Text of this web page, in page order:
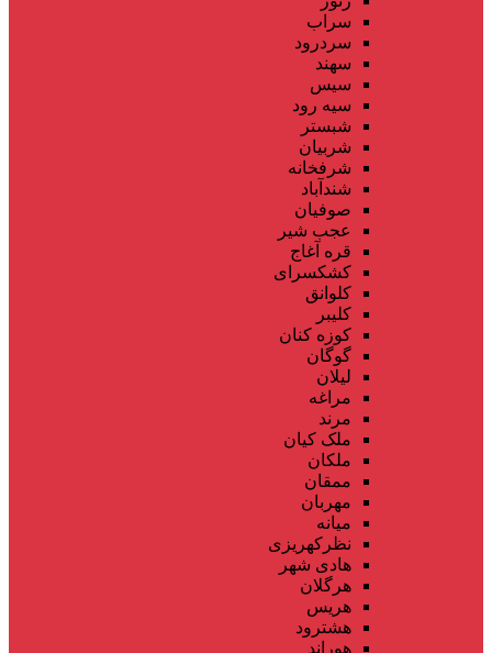
سراب
سردرود
سهند
سیس
سیه رود
شبستر
شربیان
شرفخانه
شندآباد
صوفیان
عجب شیر
قره آغاج
کشکسرای
کلوانق
کلیبر
کوزه کنان
گوگان
لیلان
مراغه
مرند
ملک کیان
ملکان
ممقان
مهربان
میانه
نظرکهریزی
هادی شهر
هرگلان
هریس
هشترود
هوراند